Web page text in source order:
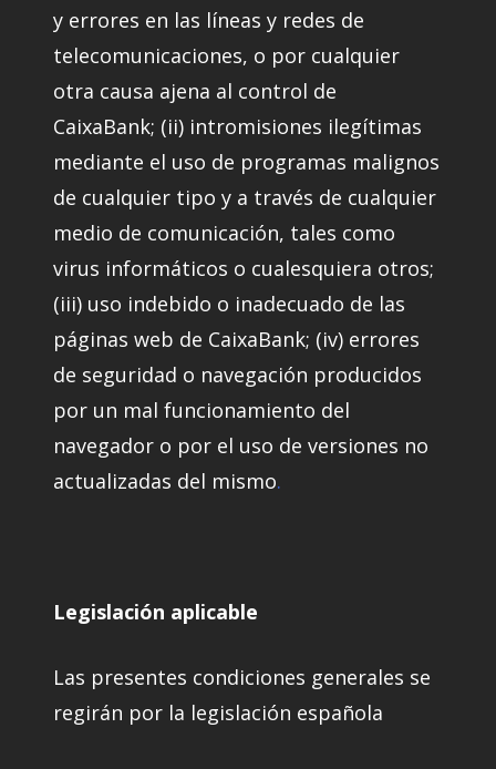
y errores en las líneas y redes de
telecomunicaciones, o por cualquier
otra causa ajena al control de
CaixaBank; (ii) intromisiones ilegítimas
mediante el uso de programas malignos
de cualquier tipo y a través de cualquier
medio de comunicación, tales como
virus informáticos o cualesquiera otros;
(iii) uso indebido o inadecuado de las
páginas web de CaixaBank; (iv) errores
de seguridad o navegación producidos
por un mal funcionamiento del
navegador o por el uso de versiones no
actualizadas del mismo.
Legislación aplicable
Las presentes condiciones generales se
regirán por la legislación española